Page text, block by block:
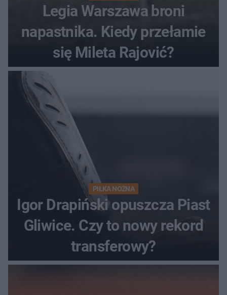
Legia Warszawa broni
napastnika. Kiedy przełamie
się Mileta Rajović?
PIŁKA NOŻNA
Igor Drapiński opuszcza Piast
Gliwice. Czy to nowy rekord
transferowy?